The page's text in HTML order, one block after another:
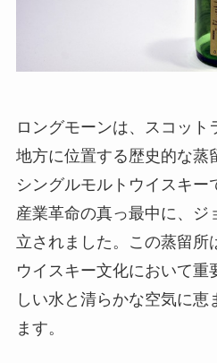
ロングモーンは、スコット
地方に位置する歴史的な蒸
シングルモルトウイスキー
産業革命の真っ最中に、ジ
立されました。この蒸留所
ウイスキー文化において重
しい水と清らかな空気に恵
ます。